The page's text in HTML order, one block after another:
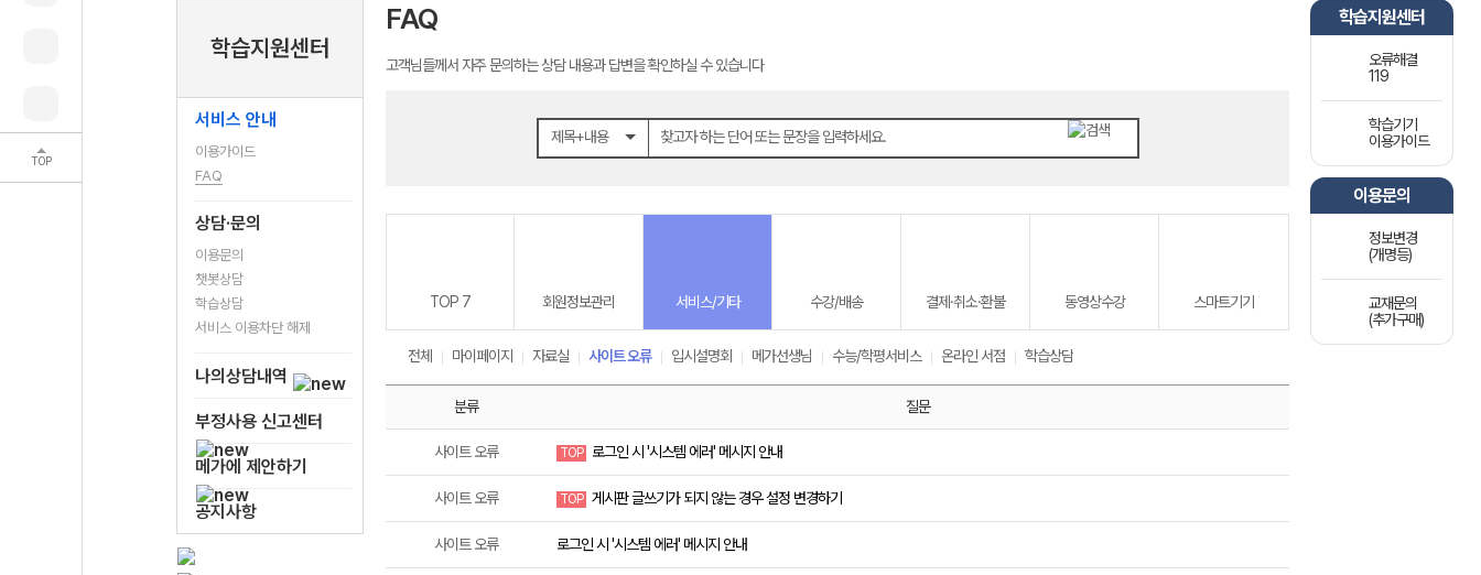
TOP
학습지원센터
서비스 안내
이용가이드
FAQ
상담·문의
이용문의
챗봇상담
학습상담
서비스 이용차단 해제
나의상담내역
부정사용 신고센터
메가에 제안하기
공지사항
FAQ
고객님들께서 자주 문의하는 상담 내용과 답변을 확인하실 수 있습니다
제목+내용 찾고자 하는 단어 또는 문장을 입력하세요.
TOP 7 회원정보관리 서비스/기타
전체 마이페이지 자료실 사이트 오류 입시설명회 메가선생님 수능/학평서비스 온라인 서점 학습상담
수강/배송 결제·취소·환불 동영상수강 스마트기기
분류 질문
사이트 오류 TOP 로그인 시 '시스템 에러' 메시지 안내
사이트 오류 TOP 게시판 글쓰기가 되지 않는 경우 설정 변경하기
사이트 오류 로그인 시 '시스템 에러' 메시지 안내
학습지원센터
오류해결
119
학습기기
이용가이드
이용문의
정보변경
(개명등)
교재문의
(추가구매)